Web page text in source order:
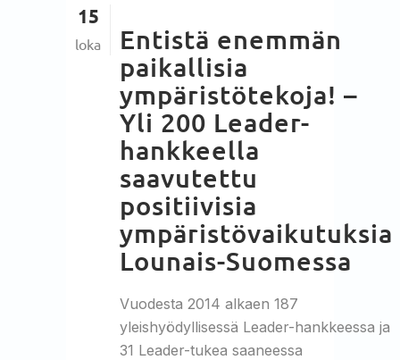
15
loka
Entistä enemmän
paikallisia
ympäristötekoja! –
Yli 200 Leader-
hankkeella
saavutettu
positiivisia
ympäristövaikutuksia
Lounais-Suomessa
Vuodesta 2014 alkaen 187
yleishyödyllisessä Leader-hankkeessa ja
31 Leader-tukea saaneessa